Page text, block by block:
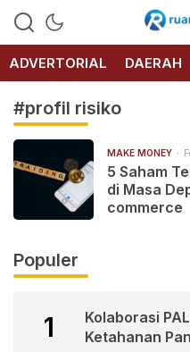
ADVERTORIAL
DAERAH
#profil risiko
MAKE MONEY
5 Saham
di Masa
commerce
Populer
1
Kolaborasi
Ketahanan